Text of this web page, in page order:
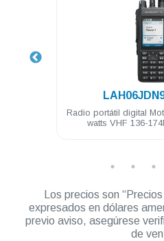
.
Radio portátil digital
watts VHF 136-
Los precios son
expresados en dólares
previo aviso, asegúrese
de